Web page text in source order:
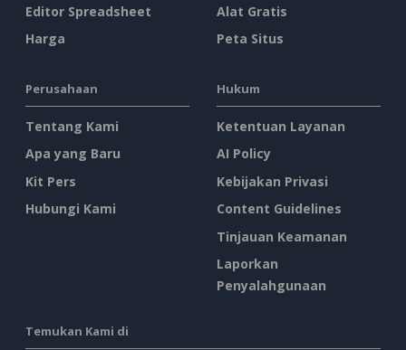
Editor Spreadsheet
Harga
Alat Gratis
Peta Situs
Perusahaan
Tentang Kami
Apa yang Baru
Kit Pers
Hubungi Kami
Hukum
Ketentuan Layanan
AI Policy
Kebijakan Privasi
Content Guidelines
Tinjauan Keamanan
Laporkan
Penyalahgunaan
Temukan Kami di